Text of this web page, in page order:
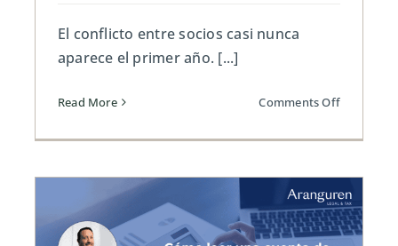
El conflicto entre socios casi nunca
aparece el primer año. [...]
Read More Comments Offon
los
dejan
de
estar
de